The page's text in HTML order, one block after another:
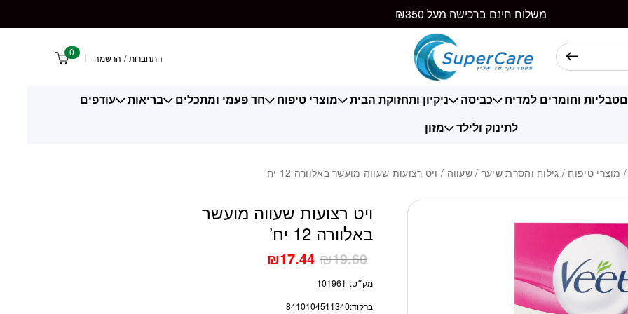
משלוח חינם ברכישה מעל ₪350
התחברות / הרשמה 0
טבליות וחומרים למדיח כביסה ניקיון ותחזוקת הבית מוצרי טיפוח חד פעמי ומתכלים בריאות
עודפים
לתינוק ולילד
מזון
/ מוצרי טיפוח / גילוח והסרת שיער /שעווה / ויט רצועות שעווה מועשר באלוורה 12 יח’
ויט רצועות שעווה מועשר
באלוורה 12 יח’
₪19.60
₪17.44
מק״ט: 101961
ברקוד:8410104511340